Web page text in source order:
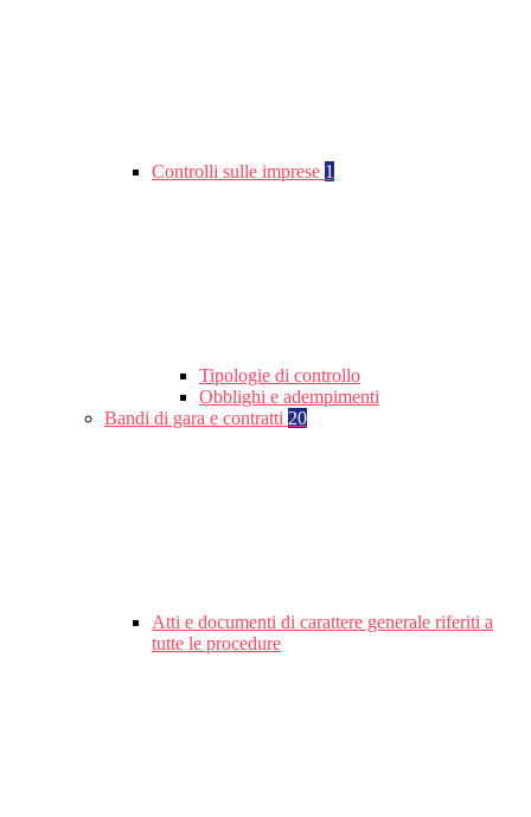
Controlli sulle imprese 1
Tipologie di controllo
Obblighi e adempimenti
Bandi di gara e contratti 20
Atti e documenti di carattere generale riferiti a
tutte le procedure